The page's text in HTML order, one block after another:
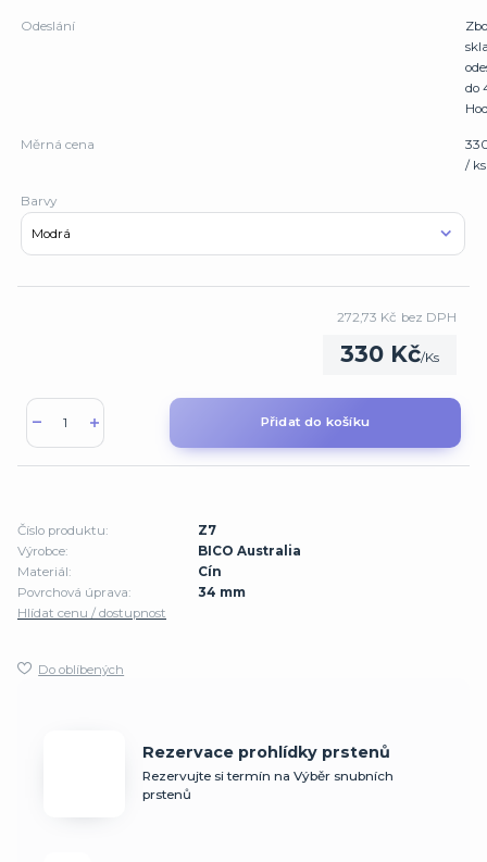
Odeslání
do
Měrná cena
/ ks
Barvy
330 Kč/Ks
272,73 Kč bez DPH
Přidat do košíku
Číslo produktu:
Z7
Výrobce:
BICO Australia
Materiál:
Cín
Povrchová úprava:
34 mm
Hlídat cenu / dostupnost
Do oblíbených
Rezervace prohlídky prstenů
Rezervujte si termín na Výběr snubních
prstenů